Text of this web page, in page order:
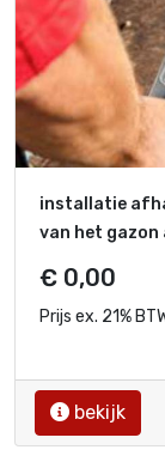
installatie
van het
€ 0,00
Prijs ex. 21%
bekijk